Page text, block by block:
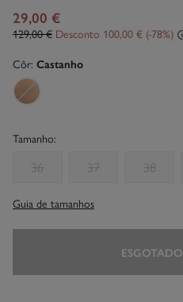
29,00 €
129,00 € Desconto 100,00 € 78
Côr: Castanho
Tamanho:
36 37 38
Guia de tamanhos
ESGOTADO